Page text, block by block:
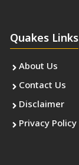
Quakes Links
About Us
Contact Us
Disclaimer
Privacy Policy